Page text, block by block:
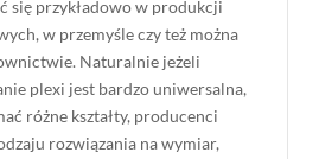
się przykładowo w produkcji
w przemyśle czy też można
Naturalnie jeżeli
plexi jest bardzo uniwersalna,
różne kształty, producenci
rozwiązania na wymiar,